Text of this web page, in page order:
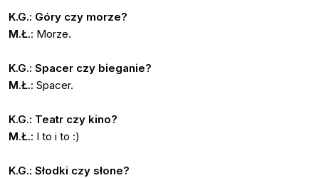
K.G.: Góry czy morze?
M.Ł.: Morze.
K.G.: Spacer czy bieganie?
M.Ł.: Spacer.
K.G.: Teatr czy kino?
M.Ł.: I to i to :)
K.G.: Słodki czy słone?